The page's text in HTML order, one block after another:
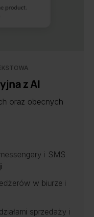
z AI
oraz obecnych
i SMS
w biurze i
sprzedaży i